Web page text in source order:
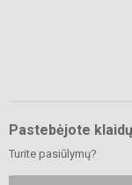
Pastebėjote
Turite pasiūlymų?